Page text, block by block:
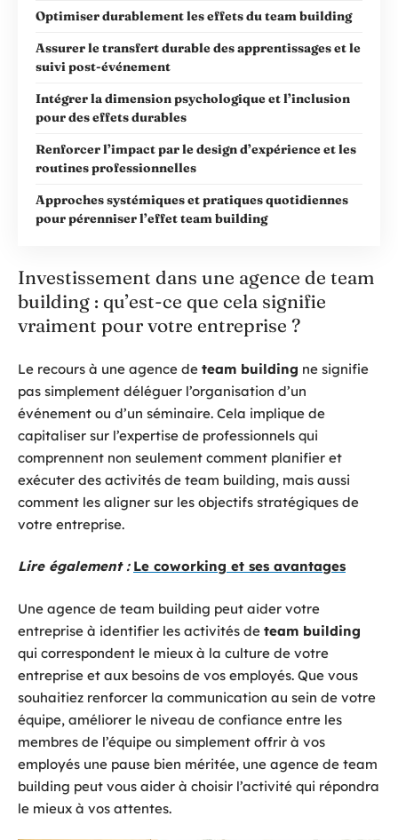
Optimiser durablement les effets du team building
Assurer le transfert durable des apprentissages et le
suivi post-événement
Intégrer la dimension psychologique et l’inclusion
pour des effets durables
Renforcer l’impact par le design d’expérience et les
routines professionnelles
Approches systémiques et pratiques quotidiennes
pour pérenniser l’effet team building
Investissement dans une agence de team
building : qu’est-ce que cela signifie
vraiment pour votre entreprise ?
Le recours à une agence de team building ne signifie
pas simplement déléguer l’organisation d’un
événement ou d’un séminaire. Cela implique de
capitaliser sur l’expertise de professionnels qui
comprennent non seulement comment planifier et
exécuter des activités de team building, mais aussi
comment les aligner sur les objectifs stratégiques de
votre entreprise.
Lire également : Le coworking et ses avantages
Une agence de team building peut aider votre
entreprise à identifier les activités de team building
qui correspondent le mieux à la culture de votre
entreprise et aux besoins de vos employés. Que vous
souhaitiez renforcer la communication au sein de votre
équipe, améliorer le niveau de confiance entre les
membres de l’équipe ou simplement offrir à vos
employés une pause bien méritée, une agence de team
building peut vous aider à choisir l’activité qui répondra
le mieux à vos attentes.